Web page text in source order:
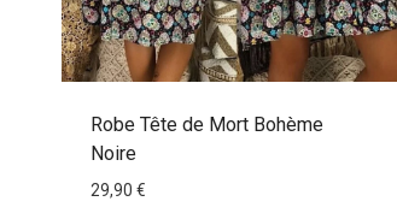
Robe Tête de Mort Bohème
Noire
29,90 €